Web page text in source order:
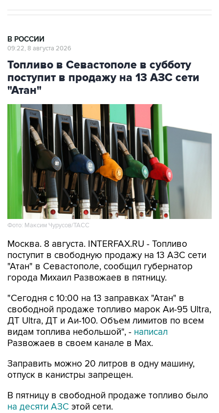
В РОССИИ
09:22, 8 августа 2026
Топливо в Севастополе в субботу
поступит в продажу на 13 АЗС сети
"Атан"
Фото: Максим Чурусов/ТАСС
Москва. 8 августа. INTERFAX.RU - Топливо
поступит в свободную продажу на 13 АЗС сети
"Атан" в Севастополе, сообщил губернатор
города Михаил Развожаев в пятницу.
"Сегодня с 10:00 на 13 заправках "Атан" в
свободной продаже топливо марок Аи-95 Ultra,
ДТ Ultra, ДТ и Аи-100. Объем лимитов по всем
видам топлива небольшой", - написал
Развожаев в своем канале в Max.
Заправить можно 20 литров в одну машину,
отпуск в канистры запрещен.
В пятницу в свободной продаже топливо было
на десяти АЗС этой сети.